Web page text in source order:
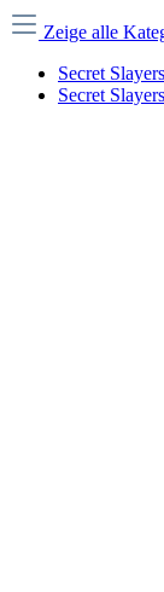
Zeige alle
Secret
Secret